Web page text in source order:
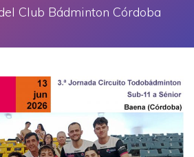
Club Bádminton Córdoba